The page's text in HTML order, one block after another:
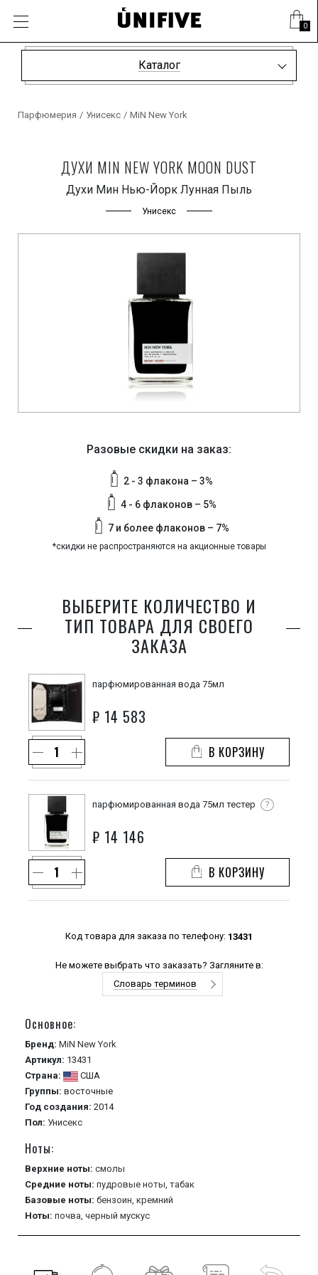
0
Каталог
Парфюмерия / Унисекс / MiN New York
ДУХИ MIN NEW YORK MOON DUST
Духи Мин Нью-Йорк Лунная Пыль
Унисекс
Разовые скидки на заказ:
2 - 3 флакона – 3%
4 - 6 флаконов – 5%
7 и более флаконов – 7%
*скидки не распространяются на акционные товары
ВЫБЕРИТЕ КОЛИЧЕСТВО И
ТИП ТОВАРА ДЛЯ СВОЕГО
ЗАКАЗА
парфюмированная вода 75мл
₽ 14 583
В КОРЗИНУ
парфюмированная вода 75мл тестер ?
₽ 14 146
В КОРЗИНУ
Код товара для заказа по телефону: 13431
Не можете выбрать что заказать? Загляните в:
Словарь терминов
Основное:
Бренд: MiN New York
Артикул: 13431
Страна:
США
Группы: восточные
Год создания: 2014
Пол: Унисекс
Ноты:
Верхние ноты: смолы
Средние ноты: пудровые ноты, табак
Базовые ноты: бензоин, кремний
Ноты: почва, черный мускус